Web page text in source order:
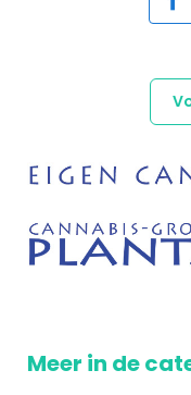
Meer in de